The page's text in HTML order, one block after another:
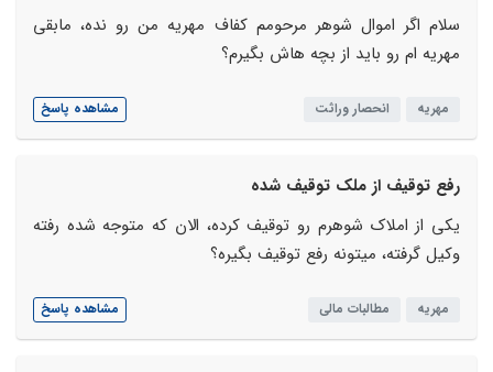
سلام اگر اموال شوهر مرحومم کفاف مهریه من رو نده، مابقی
مهریه ام رو باید از بچه هاش بگیرم؟
مهریه انحصار وراثت مشاهده پاسخ
رفع توقیف از ملک توقیف شده
یکی از املاک شوهرم رو توقیف کرده، الان که متوجه شده رفته
وکیل گرفته، میتونه رفع توقیف بگیره؟
مهریه مطالبات مالی مشاهده پاسخ